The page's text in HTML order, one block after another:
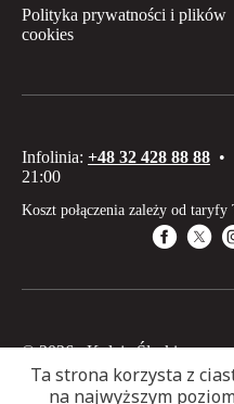
Polityka prywatności i plików
cookies
Infolinia: +48 32 428 88 88 •
21:00
Koszt połączenia zależy od taryfy
© 2026 Koleje Śląskie sp. z
Ta strona korzysta z
na najwyższym